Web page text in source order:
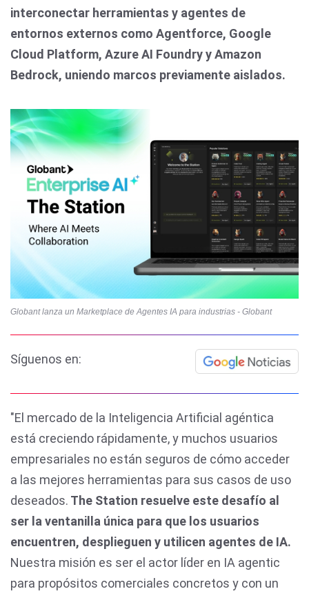
interconectar herramientas y agentes de
entornos externos como Agentforce, Google
Cloud Platform, Azure AI Foundry y Amazon
Bedrock, uniendo marcos previamente aislados.
Globant lanza un Marketplace de Agentes IA para industrias - Globant
Síguenos en:
"El mercado de la Inteligencia Artificial agéntica
está creciendo rápidamente, y muchos usuarios
empresariales no están seguros de cómo acceder
a las mejores herramientas para sus casos de uso
deseados. The Station resuelve este desafío al
ser la ventanilla única para que los usuarios
encuentren, desplieguen y utilicen agentes de IA.
Nuestra misión es ser el actor líder en IA agentic
para propósitos comerciales concretos y con un